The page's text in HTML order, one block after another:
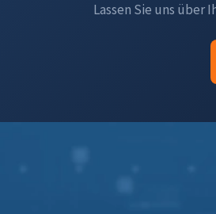
Lassen Sie uns über